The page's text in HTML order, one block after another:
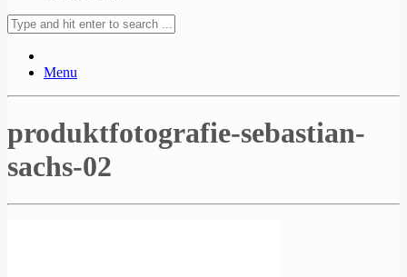
Menu
produktfotografie-sebastian-
sachs-02